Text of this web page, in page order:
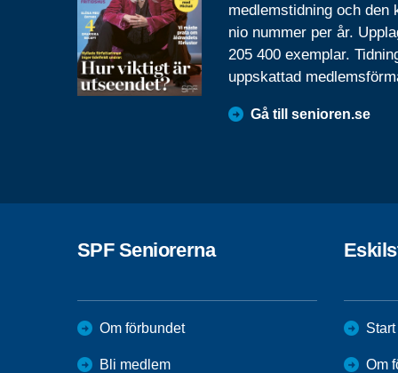
medlemstidning och den
nio nummer per år.
205 400 exemplar.
uppskattad
Gå till senioren.se
SPF Seniorerna
Om förbundet
Bli medlem
Start
Om